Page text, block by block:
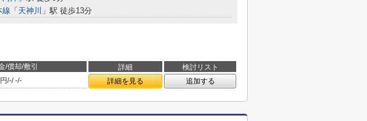
線 「 天神川 」駅 徒歩13分
/償却/敷引 詳細 検討リスト
/-/-/- 詳細を見る 追加する